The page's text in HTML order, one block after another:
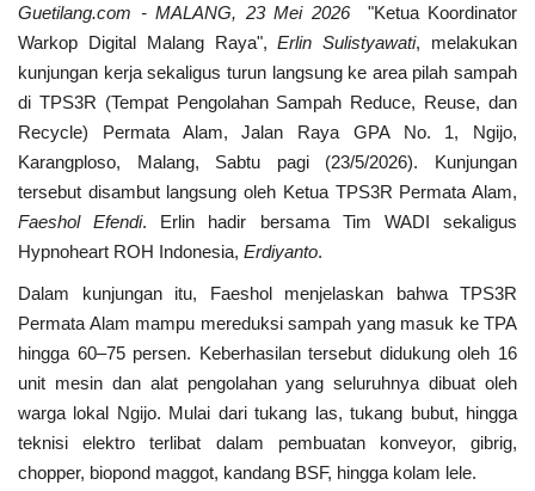
Informasi Journalism
Olahraga
Kesehatan
Layanan Publik
Perempuan/Anak
Guetilang.com - MALANG, 23 Mei 2026"Ketua Koordinator
Warkop Digital Malang Raya",Erlin Sulistyawati, melakukan
kunjungan kerja sekaligus turun langsung ke area pilah sampah
di TPS3R (Tempat Pengolahan Sampah Reduce, Reuse, dan
Recycle) Permata Alam, Jalan Raya GPA No. 1, Ngijo,
Karangploso, Malang, Sabtu pagi (23/5/2026). Kunjungan
tersebut disambut langsung oleh Ketua TPS3R Permata Alam,
Faeshol Efendi. Erlin hadir bersama Tim WADI sekaligus
Hypnoheart ROH Indonesia, Erdiyanto.
Dalam kunjungan itu, Faeshol menjelaskan bahwa TPS3R
Permata Alam mampu mereduksi sampah yang masuk ke TPA
hingga 60–75 persen. Keberhasilan tersebut didukung oleh 16
unit mesin dan alat pengolahan yang seluruhnya dibuat oleh
warga lokal Ngijo. Mulai dari tukang las, tukang bubut, hingga
teknisi elektro terlibat dalam pembuatan konveyor, gibrig,
chopper, biopond maggot, kandang BSF, hingga kolam lele.